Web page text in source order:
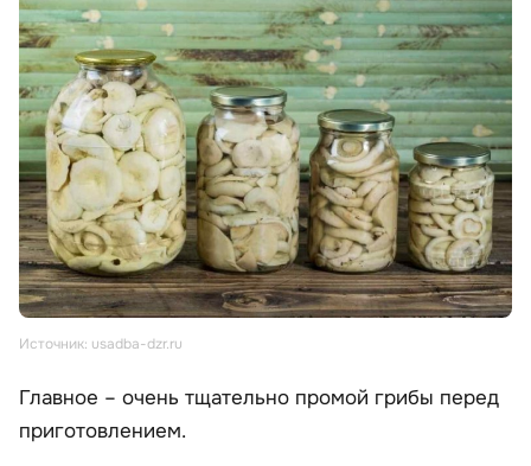
Источник: usadba-dzr.ru
Главное – очень тщательно промой грибы перед
приготовлением.